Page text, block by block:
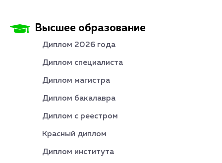
Высшее образование
Диплом 2026 года
Диплом специалиста
Диплом магистра
Диплом бакалавра
Диплом с реестром
Красный диплом
Диплом института